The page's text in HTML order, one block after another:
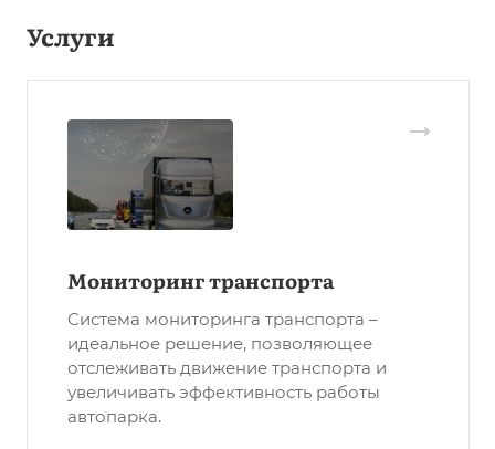
Услуги
Мониторинг транспорта
Система мониторинга транспорта –
идеальное решение, позволяющее
отслеживать движение транспорта и
увеличивать эффективность работы
автопарка.